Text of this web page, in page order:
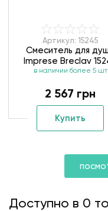
Артикул: 15245
Смеситель для
Imprese Breclav
в наличии более 5 шт
2 567 грн
Купить
Доступно в 0